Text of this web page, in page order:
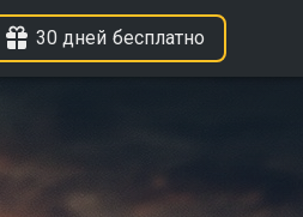
30 дней бесплатно